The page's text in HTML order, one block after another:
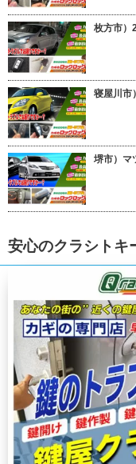
枚方市）
寝屋川市
堺市）マ
安心のクラシトキ